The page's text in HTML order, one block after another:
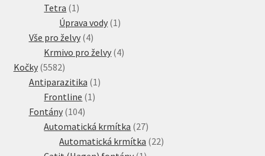
Tetra 1 1
produkt
Úprava vody 1 1
Vše pro želvy 44
produkty
Krmivo pro želvy 44
Kočky 55825582
produktů
Antiparazitika 1 1
Frontline 1 1
Fontány 104104
produktů
Automatická krmítka 2727
produktů
Automatická krmítka 2222